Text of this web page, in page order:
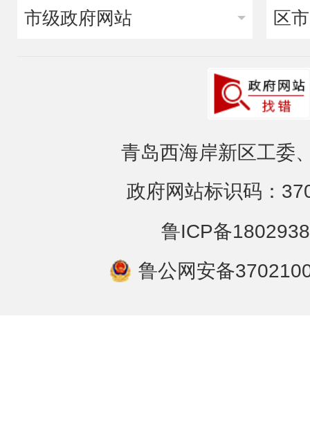
市级政府网站 区
青岛西海岸新区工委
政府网站标识码：
鲁ICP备
鲁公网安备